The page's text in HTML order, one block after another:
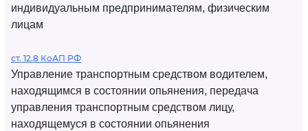
индивидуальным предпринимателям, физическим
лицам
ст. 12.8 КоАП РФ
Управление транспортным средством водителем,
находящимся в состоянии опьянения, передача
управления транспортным средством лицу,
находящемуся в состоянии опьянения